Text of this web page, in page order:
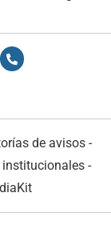
de avisos -
institucionales -